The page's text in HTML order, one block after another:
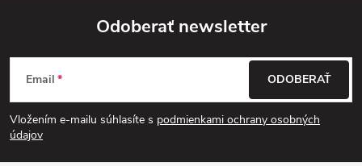
Z
á
p
Odoberať newsletter
Email
Vložením e-mailu súhlasíte s podmienkami ochrany osobných
údajov
ODOBERAŤ